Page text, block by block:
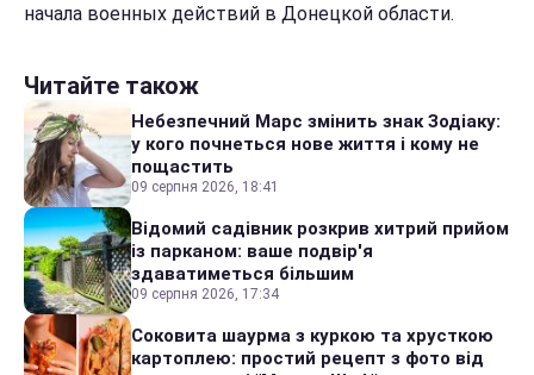
начала военных действий в Донецкой области.
Читайте також
Небезпечний Марс змінить знак Зодіаку:
у кого почнеться нове життя і кому не
пощастить
09 серпня 2026, 18:41
Відомий садівник розкрив хитрий прийом
із парканом: ваше подвір'я
здаватиметься більшим
09 серпня 2026, 17:34
Соковита шаурма з куркою та хрусткою
картоплею: простий рецепт з фото від